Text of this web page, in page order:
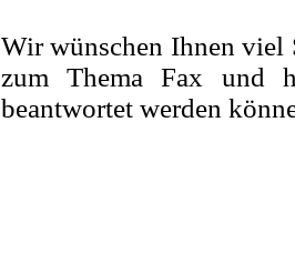
Wir wünschen Ihnen viel
zum Thema Fax und
beantwortet werden